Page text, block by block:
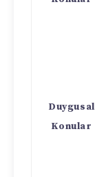
Duygusal
Konular